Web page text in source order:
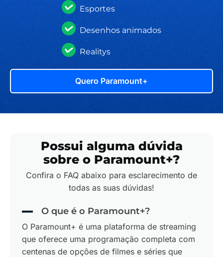
Esportes
Desenhos animados
Realitys
Quero Paramount+
Possui alguma dúvida
sobre o Paramount+?
Confira o FAQ abaixo para esclarecimento de
todas as suas dúvidas!
O que é o Paramount+?
O Paramount+ é uma plataforma de streaming
que oferece uma programação completa com
centenas de opções de filmes e séries que